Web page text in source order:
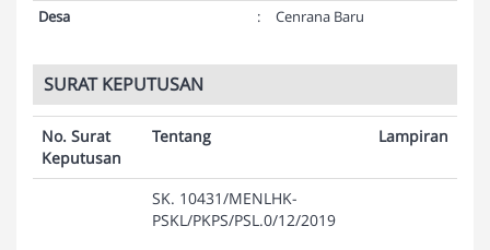
Desa
: Cenrana Baru
SURAT KEPUTUSAN
No. Surat
Keputusan
Tentang Lampiran
SK. 10431/MENLHK-
PSKL/PKPS/PSL.0/12/2019